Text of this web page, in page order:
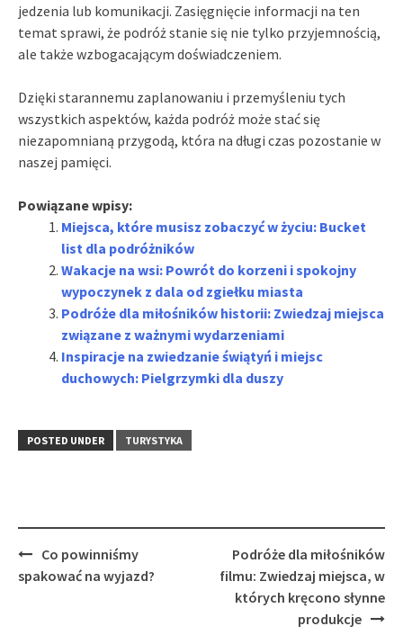
jedzenia lub komunikacji. Zasięgnięcie informacji na ten
temat sprawi, że podróż stanie się nie tylko przyjemnością,
ale także wzbogacającym doświadczeniem.
Dzięki starannemu zaplanowaniu i przemyśleniu tych
wszystkich aspektów, każda podróż może stać się
niezapomnianą przygodą, która na długi czas pozostanie w
naszej pamięci.
Powiązane wpisy:
Miejsca, które musisz zobaczyć w życiu: Bucket
list dla podróżników
Wakacje na wsi: Powrót do korzeni i spokojny
wypoczynek z dala od zgiełku miasta
Podróże dla miłośników historii: Zwiedzaj miejsca
związane z ważnymi wydarzeniami
Inspiracje na zwiedzanie świątyń i miejsc
duchowych: Pielgrzymki dla duszy
POSTED UNDER TURYSTYKA
Post
navigation
Co powinniśmy
spakować na wyjazd?
Podróże dla miłośników
filmu: Zwiedzaj miejsca, w
których kręcono słynne
produkcje